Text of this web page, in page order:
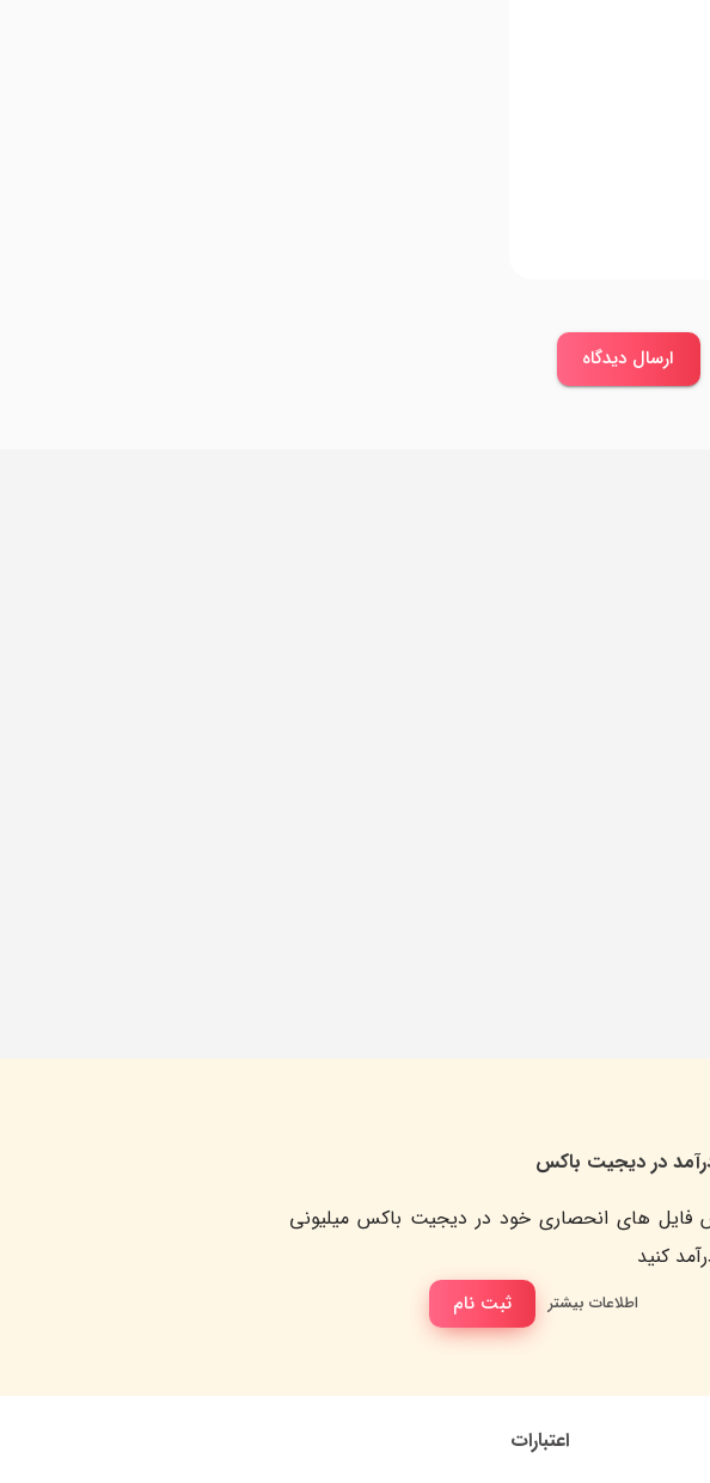
ارسال دیدگاه
در دیجیت باکس
فایل های انحصاری خود در دیجیت باکس میلیونی
کنید
ثبت نام اطلاعات بیشتر
اعتبارات